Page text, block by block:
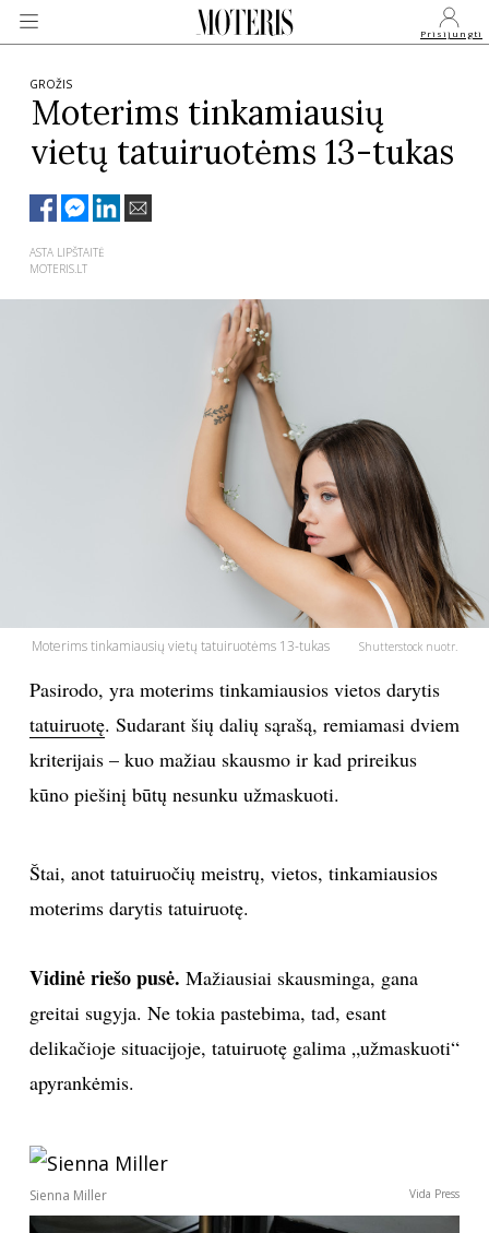
Prisijungti
VEIDAI
MONARCHIJA
ASTROLOGIJA
KULTŪRA
TEATRAS
SPORTAS
MENAS
GROŽIS
Moterims tinkamiausių
vietų tatuiruotėms 13-tukas
ASTA LIPŠTAITĖ
MOTERIS.LT
Moterims tinkamiausių vietų tatuiruotėms 13-tukas Shutterstock nuotr.
Pasirodo, yra moterims tinkamiausios vietos darytis
tatuiruotę. Sudarant šių dalių sąrašą, remiamasi dviem
kriterijais – kuo mažiau skausmo ir kad prireikus
kūno piešinį būtų nesunku užmaskuoti.
Štai, anot tatuiruočių meistrų, vietos, tinkamiausios
moterims darytis tatuiruotę.
Vidinė riešo pusė. Mažiausiai skausminga, gana
greitai sugyja. Ne tokia pastebima, tad, esant
delikačioje situacijoje, tatuiruotę galima „užmaskuoti“
apyrankėmis.
Sienna Miller Vida Press